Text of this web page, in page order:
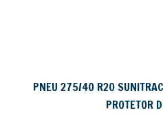
PNEU 275/40 R20
PROTETOR